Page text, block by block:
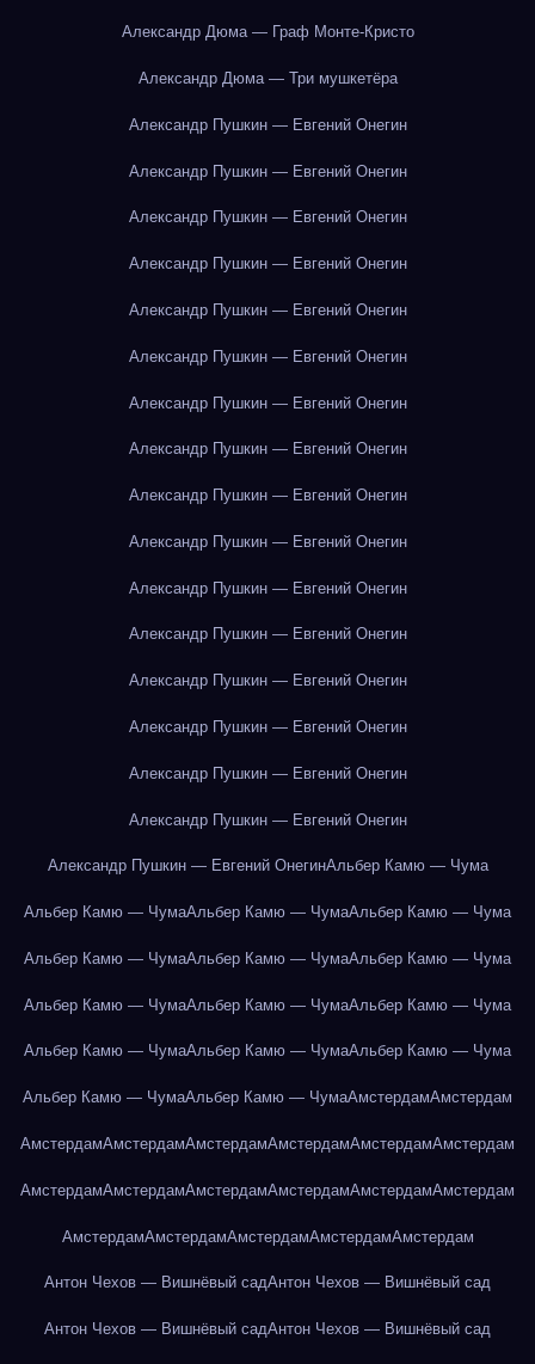
Александр Дюма — Граф Монте-Кристо
Александр Дюма — Три мушкетёра
Александр Пушкин — Евгений Онегин
Александр Пушкин — Евгений Онегин
Александр Пушкин — Евгений Онегин
Александр Пушкин — Евгений Онегин
Александр Пушкин — Евгений Онегин
Александр Пушкин — Евгений Онегин
Александр Пушкин — Евгений Онегин
Александр Пушкин — Евгений Онегин
Александр Пушкин — Евгений Онегин
Александр Пушкин — Евгений Онегин
Александр Пушкин — Евгений Онегин
Александр Пушкин — Евгений Онегин
Александр Пушкин — Евгений Онегин
Александр Пушкин — Евгений Онегин
Александр Пушкин — Евгений Онегин
Александр Пушкин — Евгений Онегин
Александр Пушкин — Евгений ОнегинАльбер Камю — Чума
Альбер Камю — ЧумаАльбер Камю — ЧумаАльбер Камю — Чума
Альбер Камю — ЧумаАльбер Камю — ЧумаАльбер Камю — Чума
Альбер Камю — ЧумаАльбер Камю — ЧумаАльбер Камю — Чума
Альбер Камю — ЧумаАльбер Камю — ЧумаАльбер Камю — Чума
Альбер Камю — ЧумаАльбер Камю — ЧумаАмстердамАмстердам
АмстердамАмстердамАмстердамАмстердамАмстердамАмстердам
АмстердамАмстердамАмстердамАмстердамАмстердамАмстердам
АмстердамАмстердамАмстердамАмстердамАмстердам
Антон Чехов — Вишнёвый садАнтон Чехов — Вишнёвый сад
Антон Чехов — Вишнёвый садАнтон Чехов — Вишнёвый сад